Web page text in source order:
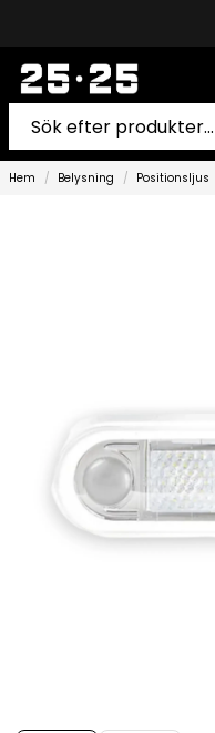
Hem Belysning Positionsljus